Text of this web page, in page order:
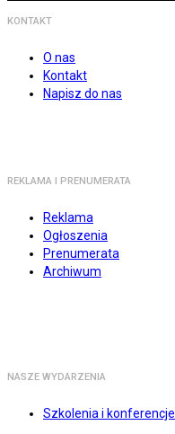
KONTAKT
O nas
Kontakt
Napisz do nas
REKLAMA I PRENUMERATA
Reklama
Ogłoszenia
Prenumerata
Archiwum
NASZE WYDARZENIA
Szkolenia i konferencje